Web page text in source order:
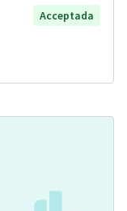
Acceptada